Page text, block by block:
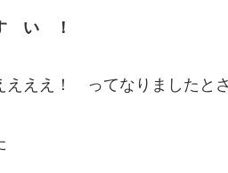
い ！
えええ！ ってなりましたとさ